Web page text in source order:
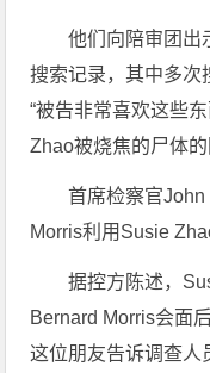
他们向陪审团出
搜索记录，其中多次
“被告非常喜欢这些
Zhao被烧焦的尸体的
首席检察官John
Morris利用Susie
据控方陈述，
Bernard Morris会面
这位朋友告诉调查人